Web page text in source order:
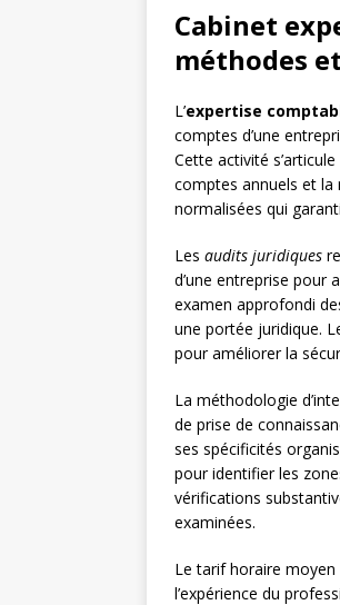
Cabinet
méthodes
L’expertise
comptes d’une
Cette activité
comptes annuels et la
normalisées qui
Les audits juridiques
d’une entreprise pour
examen approfondi
une portée juridique.
pour améliorer la
La méthodologie
de prise de
ses spécificités
pour identifier les
vérifications
examinées.
Le tarif horaire moyen
l’expérience du